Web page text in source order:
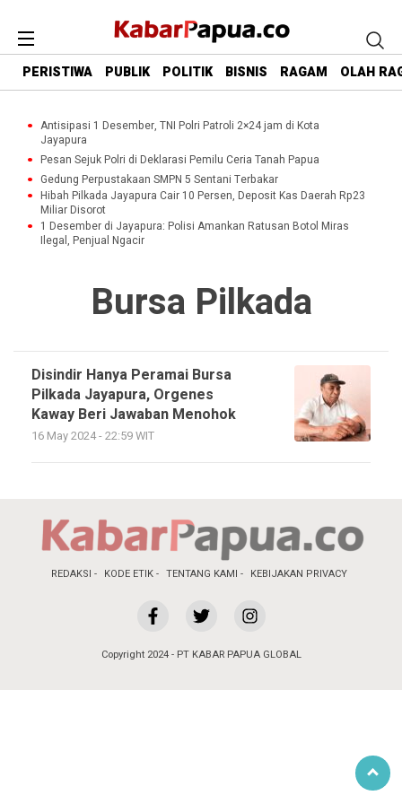
PERISTIWA PUBLIK POLITIK BISNIS RAGAM OLAH
Antisipasi 1 Desember, TNI Polri Patroli 2×24 jam di Kota
Jayapura
Pesan Sejuk Polri di Deklarasi Pemilu Ceria Tanah Papua
Gedung Perpustakaan SMPN 5 Sentani Terbakar
Hibah Pilkada Jayapura Cair 10 Persen, Deposit Kas Daerah Rp23
Miliar Disorot
1 Desember di Jayapura: Polisi Amankan Ratusan Botol Miras
Ilegal, Penjual Ngacir
Bursa Pilkada
Disindir Hanya Peramai Bursa
Pilkada Jayapura, Orgenes
Kaway Beri Jawaban Menohok
16 May 2024 - 22:59 WIT
REDAKSI KODE ETIK TENTANG KAMI KEBIJAKAN PRIVACY
Copyright 2024 - PT KABAR PAPUA GLOBAL